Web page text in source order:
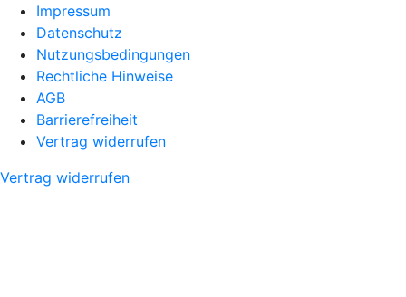
Impressum
Datenschutz
Nutzungsbedingungen
Rechtliche Hinweise
AGB
Barrierefreiheit
Vertrag widerrufen
Vertrag widerrufen